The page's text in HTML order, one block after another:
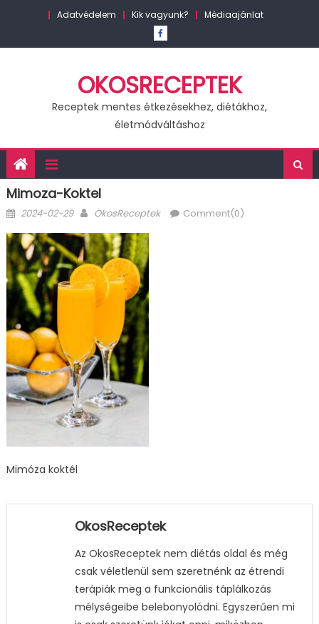
Adatvédelem Kik vagyunk? Médiaajánlat
OKOSRECEPTEK
Receptek mentes étkezésekhez, diétákhoz,
életmódváltáshoz
Mimoza-Koktel
Posted
2024-02-29 Author
OkosReceptek Comment(0)
Mimóza koktél
OkosReceptek
Az OkosReceptek nem diétás oldal és még
csak véletlenül sem szeretnénk az étrendi
terápiák meg a funkcionális táplálkozás
mélységeibe belebonyolódni. Egyszerűen mi